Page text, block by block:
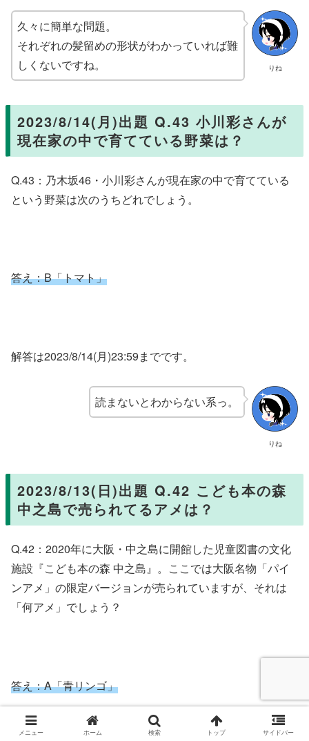
りね
久々に簡単な問題。
それぞれの髪留めの形状がわかっていれば難
しくないですね。
2023/8/14(月)出題 Q.43 小川彩さんが
現在家の中で育てている野菜は？
Q.43：乃木坂46・小川彩さんが現在家の中で育てている
という野菜は次のうちどれでしょう。
答え：B「トマト」
解答は2023/8/14(月)23:59までです。
りね
読まないとわからない系っ。
2023/8/13(日)出題 Q.42 こども本の森
中之島で売られてるアメは？
Q.42：2020年に大阪・中之島に開館した児童図書の文化
施設『こども本の森 中之島』。ここでは大阪名物「パイ
ンアメ」の限定バージョンが売られていますが、それは
「何アメ」でしょう？
答え：A「青リンゴ」
メニュー ホーム 検索 トップ サイドバー